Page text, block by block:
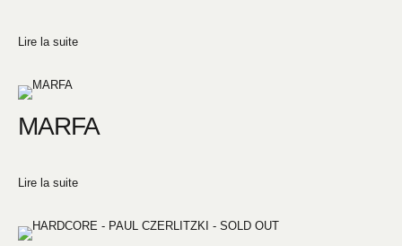
Lire la suite
MARFA
Lire la suite